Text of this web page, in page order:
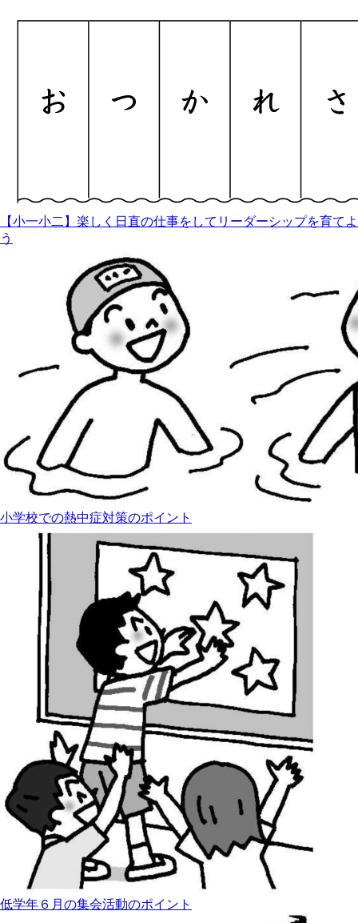
【小一小二】楽しく日直の仕事をしてリーダーシップを育てよ
う
小学校での熱中症対策のポイント
低学年６月の集会活動のポイント